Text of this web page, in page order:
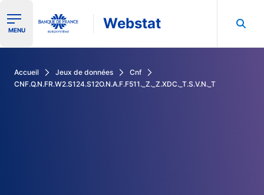
Ouvrir le menu de navigation
MENU Webstat
Accueil Jeux de données
Cnf
CNF.Q.N.FR.W2.S124.S12O.N.A.F.F511._Z._Z.XDC._T.S.V.N._T